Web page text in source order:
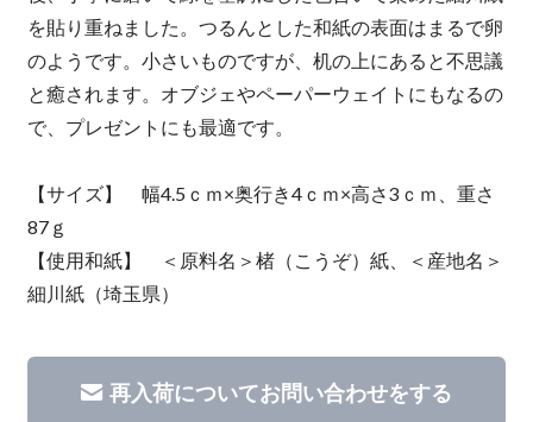
を貼り重ねました。つるんとした和紙の表面はまるで卵
のようです。小さいものですが、机の上にあると不思議
と癒されます。オブジェやペーパーウェイトにもなるの
で、プレゼントにも最適です。
【サイズ】 幅4.5ｃｍ×奥行き4ｃｍ×高さ3ｃｍ、重さ
87ｇ
【使用和紙】 ＜原料名＞楮（こうぞ）紙、＜産地名＞
細川紙（埼玉県）
再入荷についてお問い合わせをする